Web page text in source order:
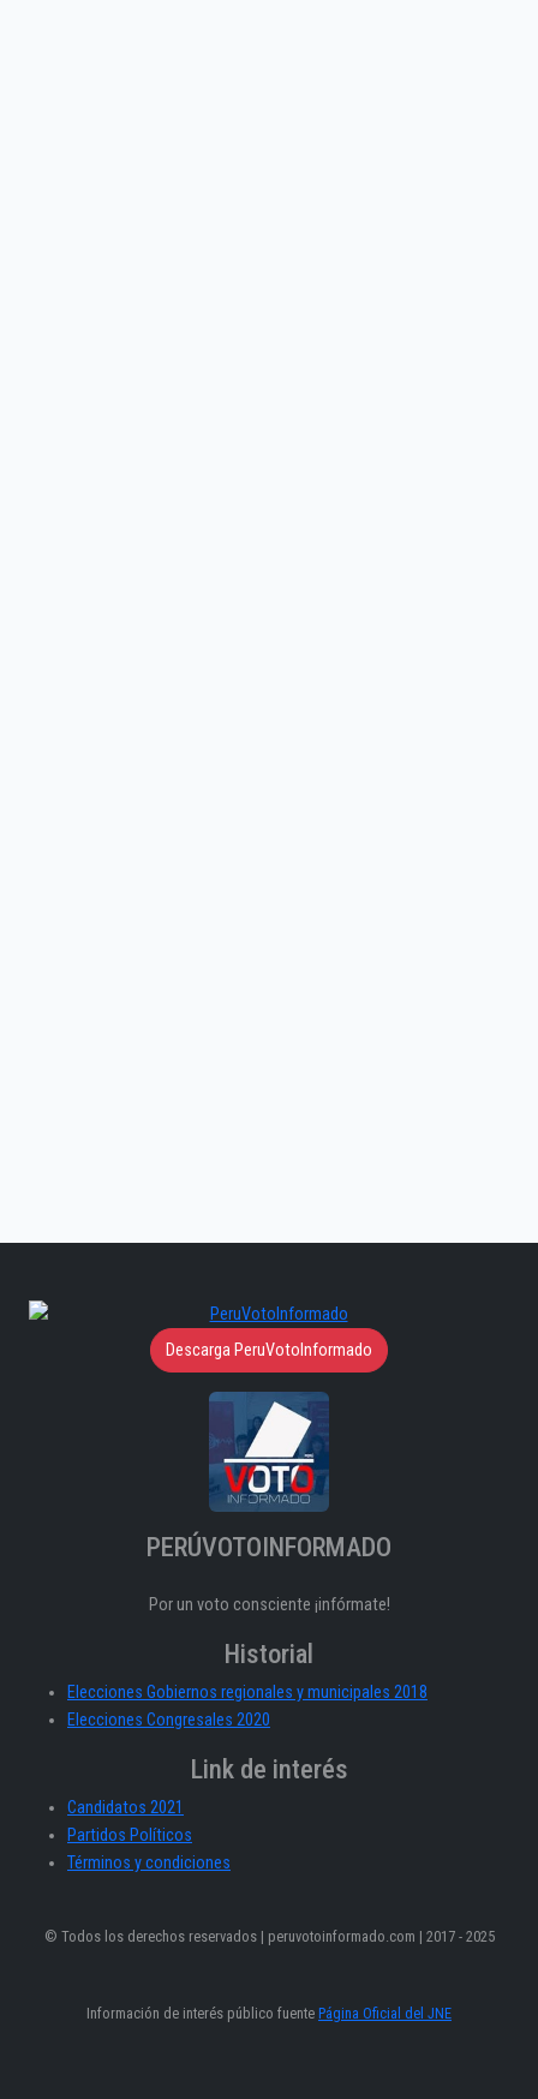
Descarga PeruVotoInformado
PERÚVOTOINFORMADO
Por un voto consciente ¡infórmate!
Historial
Elecciones Gobiernos regionales y municipales 2018
Elecciones Congresales 2020
Link de interés
Candidatos 2021
Partidos Políticos
Términos y condiciones
© Todos los derechos reservados | peruvotoinformado.com | 2017 - 2025
Información de interés público fuente Página Oficial del JNE